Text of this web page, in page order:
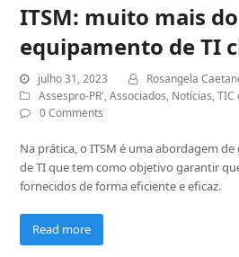
ITSM: muito mais
equipamento de TI
julho 31, 2023
Rosangela
Assespro-PR',Associados, Notícias,TIC
0 Comments
Na prática, o ITSM é uma abordagem
de TI que tem como objetivo garantir
fornecidos de forma eficiente e eficaz.
Read more